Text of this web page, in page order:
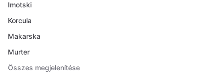
Imotski
Korcula
Makarska
Murter
Összes megjelenítése